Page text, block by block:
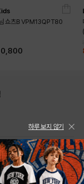
쇼츠B VPM13QPT80
딩)
하루 보지 않기